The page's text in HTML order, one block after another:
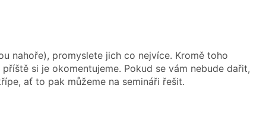
nahoře), promyslete jich co nejvíce. Kromě toho
si je okomentujeme. Pokud se vám nebude dařit,
ať to pak můžeme na semináři řešit.